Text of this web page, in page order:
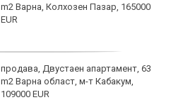
m2 Варна, Колхозен Пазар, 165000
EUR
продава, Двустаен апартамент, 63
m2 Варна област, м-т Кабакум,
109000 EUR